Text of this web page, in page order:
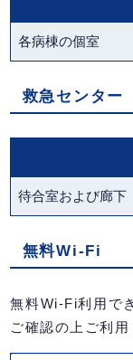
各病棟の個室
救急センター
待合室および廊下
無料Wi-Fi
無料Wi-Fi利用で
ご確認の上ご利用